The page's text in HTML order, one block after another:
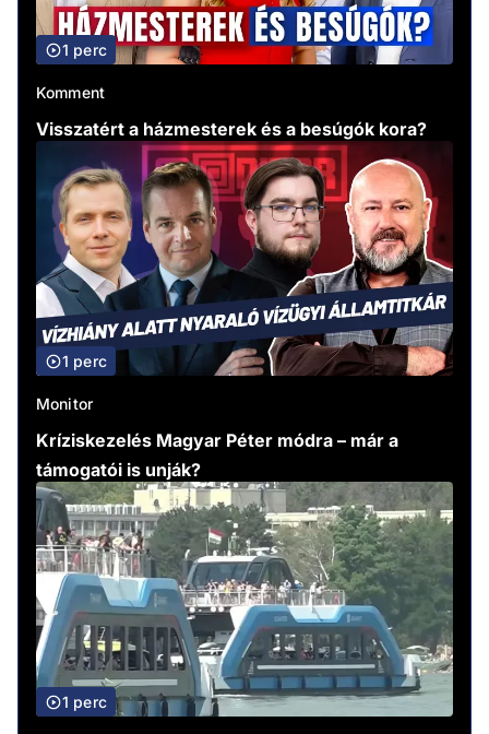
1 perc
Komment
Visszatért a házmesterek és a besúgók kora?
1 perc
Monitor
Kríziskezelés Magyar Péter módra – már a
támogatói is unják?
1 perc